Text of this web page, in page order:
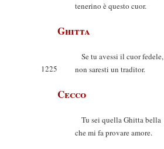
tenerino è questo cuor.
Ghitta
Se tu avessi il cuor fedele,
1225
non saresti un traditor.
Cecco
Tu sei quella Ghitta bella
che mi fa provare amore.